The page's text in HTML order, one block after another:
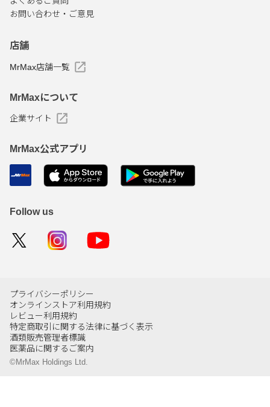
お問い合わせ・ご意見
店舗
MrMax店舗一覧
MrMaxについて
企業サイト
MrMax公式アプリ
Follow us
プライバシーポリシー
オンラインストア利用規約
レビュー利用規約
特定商取引に関する法律に基づく表示
酒類販売管理者標識
医薬品に関するご案内
©MrMax Holdings Ltd.